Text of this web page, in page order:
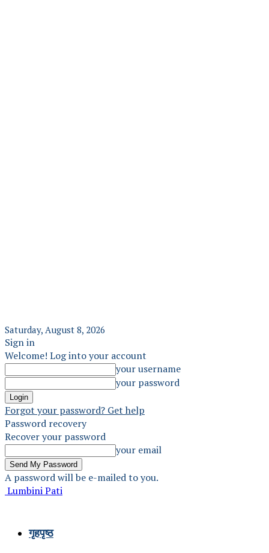
Saturday, August 8, 2026
Sign in
Welcome! Log into your account
your username
your password
Forgot your password? Get help
Password recovery
Recover your password
your email
A password will be e-mailed to you.
Lumbini Pati
गृहपृष्ठ